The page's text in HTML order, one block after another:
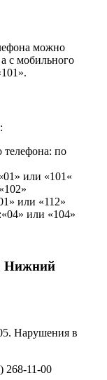
можно
с мобильного
по
или «101«
или «112»
или «104»
Нижний
Нарушения в
268-11-00